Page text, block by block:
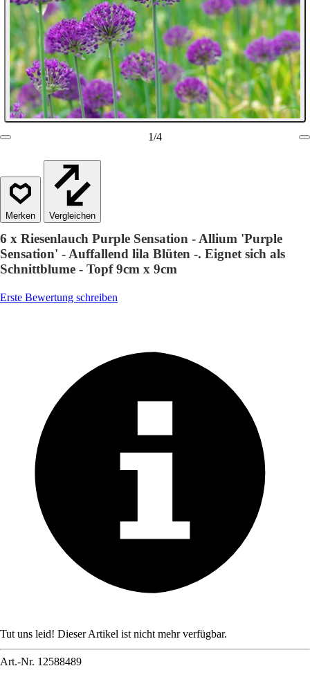
1/4
Vergleichen
6 x Riesenlauch Purple Sensation - Allium 'Purple
Sensation' - Auffallend lila Blüten -. Eignet sich als
Schnittblume - Topf 9cm x 9cm
Erste Bewertung schreiben
Tut uns leid! Dieser Artikel ist nicht mehr verfügbar.
Art.-Nr. 12588489